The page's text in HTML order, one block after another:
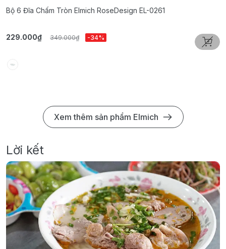
Bộ 6 Đĩa Chấm Tròn Elmich RoseDesign EL-0261
229.000₫ 349.000₫ -34%
Xem thêm sản phẩm Elmich
Lời kết